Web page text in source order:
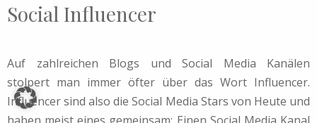
Social Influencer
Auf zahlreichen Blogs und Social Media Kanälen
stolpert man immer öfter über das Wort Influencer.
Influencer sind also die Social Media Stars von Heute und